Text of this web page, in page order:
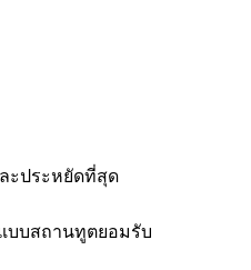
ละประหยัดที่สุด
แบบสถานทูตยอมรับ